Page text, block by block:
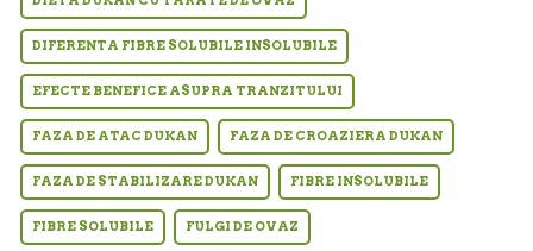
DIFERENTA FIBRE SOLUBILE INSOLUBILE
EFECTE BENEFICE ASUPRA TRANZITULUI
FAZA DE ATAC DUKAN FAZA DE CROAZIERA DUKAN
FAZA DE STABILIZARE DUKAN FIBRE INSOLUBILE
FIBRE SOLUBILE FULGI DE OVAZ